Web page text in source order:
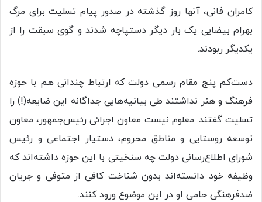
کامران فانی، آنها روز گذشته در صدور پیام تسلیت برای مرگ
بهرام بیضایی یک بار دیگر دستپاچه شدند و گوی سبقت را از
یکدیگر ربودند.
دست‌کم پنج مقام رسمی دولت که ارتباط چندانی هم با حوزه
فرهنگ و هنر نداشتند طی بیانیه‌هایی جداگانه این ضایعه(!) را
تسلیت گفتند. معلوم نیست معاون اجرائی رئیس‌جمهور، معاون
توسعه روستایی و مناطق محروم، دستیار اجتماعی و رئیس
شورای اطلاع‌رسانی دولت چه سنخیتی با این حوزه داشته‌اند که
وظیفه خود دانسته‌اند بدون شناخت کافی از متوفی و جریان
ضدفرهنگی حامی او در این موضوع ورود کنند.